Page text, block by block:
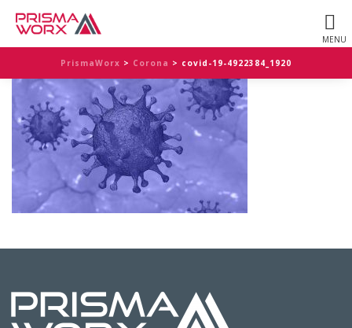
PrismaWorx > Corona > covid-19-4922384_1920